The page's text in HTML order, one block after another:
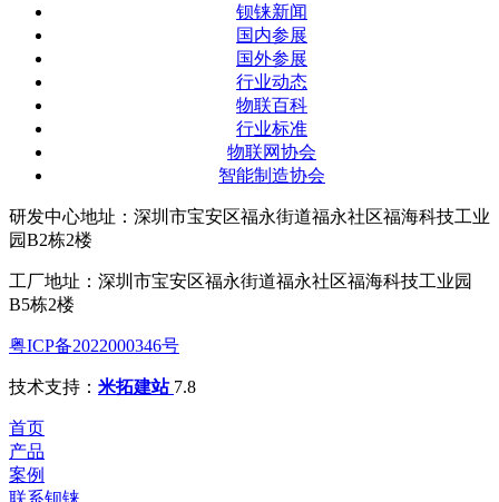
钡铼新闻
国内参展
国外参展
行业动态
物联百科
行业标准
物联网协会
智能制造协会
研发中心地址：深圳市宝安区福永街道福永社区福海科技工业
园B2栋2楼
工厂地址：深圳市宝安区福永街道福永社区福海科技工业园
B5栋2楼
粤ICP备2022000346号
技术支持： 米拓建站 7.8
首页
产品
案例
联系钡铼